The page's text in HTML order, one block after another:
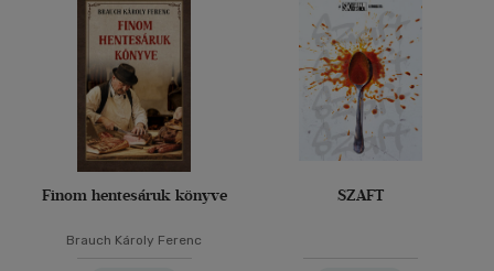
Finom hentesáruk könyve
Brauch Károly Ferenc
SZAFT